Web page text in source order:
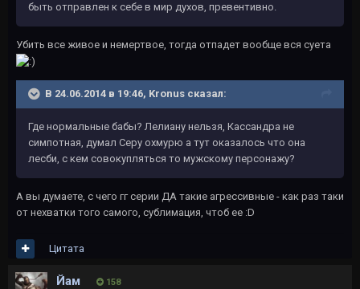
быть отправлен к себе в мир духов, превентивно.
Убить все живое и немертвое, тогда отпадет вообще вся суета
В 24.06.2014 в 19:46, Kronus сказал:
Где нормальные бабы? Лелиану нельзя, Кассандра не
симпотная, думал Серу охмурю а тут оказалось что она
лесби, с кем совокупляться то мужскому персонажу?
А вы думаете, с чего гг серии ДА такие агрессивные - как раз таки
от нехватки того самого, сублимация, чтоб ее :D
Цитата
Йам 158